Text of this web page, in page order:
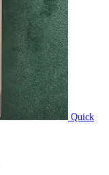
Quick